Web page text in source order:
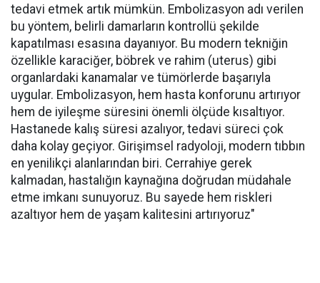
tedavi etmek artık mümkün. Embolizasyon adı verilen
bu yöntem, belirli damarların kontrollü şekilde
kapatılması esasına dayanıyor. Bu modern tekniğin
özellikle karaciğer, böbrek ve rahim (uterus) gibi
organlardaki kanamalar ve tümörlerde başarıyla
uygular. Embolizasyon, hem hasta konforunu artırıyor
hem de iyileşme süresini önemli ölçüde kısaltıyor.
Hastanede kalış süresi azalıyor, tedavi süreci çok
daha kolay geçiyor. Girişimsel radyoloji, modern tıbbın
en yenilikçi alanlarından biri. Cerrahiye gerek
kalmadan, hastalığın kaynağına doğrudan müdahale
etme imkanı sunuyoruz. Bu sayede hem riskleri
azaltıyor hem de yaşam kalitesini artırıyoruz"